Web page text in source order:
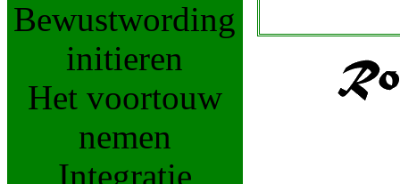
Bewustwording
initieren
Het voortouw
nemen
Integratie